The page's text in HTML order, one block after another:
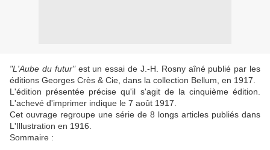
"L'Aube du futur"est un essai de J.-H. Rosny aîné publié par les
éditions Georges Crès & Cie, dans la collection Bellum, en 1917.
L'édition présentée précise qu'il s'agit de la cinquième édition.
L'achevé d'imprimer indique le 7 août 1917.
Cet ouvrage regroupe une série de 8 longs articles publiés dans
L'Illustration en 1916.
Sommaire :